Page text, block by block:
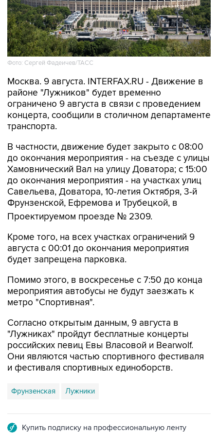
Фото: Сергей Фадеичев/ТАСС
Москва. 9 августа. INTERFAX.RU - Движение в
районе "Лужников" будет временно
ограничено 9 августа в связи с проведением
концерта, сообщили в столичном департаменте
транспорта.
В частности, движение будет закрыто с 08:00
до окончания мероприятия - на съезде с улицы
Хамовнический Вал на улицу Доватора; с 15:00
до окончания мероприятия - на участках улиц
Савельева, Доватора, 10-летия Октября, 3-й
Фрунзенской, Ефремова и Трубецкой, в
Проектируемом проезде № 2309.
Кроме того, на всех участках ограничений 9
августа с 00:01 до окончания мероприятия
будет запрещена парковка.
Помимо этого, в воскресенье с 7:50 до конца
мероприятия автобусы не будут заезжать к
метро "Спортивная".
Согласно открытым данным, 9 августа в
"Лужниках" пройдут бесплатные концерты
российских певиц Евы Власовой и Bearwolf.
Они являются частью спортивного фестиваля
и фестиваля спортивных единоборств.
Фрунзенская Лужники
Купить подписку на профессиональную ленту